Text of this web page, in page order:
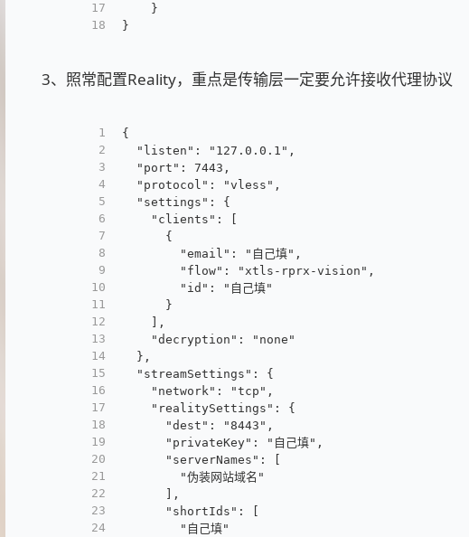
17
18
    }
}
3、照常配置Reality，重点是传输层一定要允许接收代理协议
1
2
3
4
5
6
7
8
9
10
11
12
13
14
15
16
17
18
19
20
21
22
23
24
{
  "listen": "127.0.0.1",
  "port": 7443,
  "protocol": "vless",
  "settings": {
    "clients": [
      {
        "email": "自己填",
        "flow": "xtls-rprx-vision",
        "id": "自己填"
      }
    ],
    "decryption": "none"
  },
  "streamSettings": {
    "network": "tcp",
    "realitySettings": {
      "dest": "8443",
      "privateKey": "自己填",
      "serverNames": [
        "伪装网站域名"
      ],
      "shortIds": [
        "自己填"